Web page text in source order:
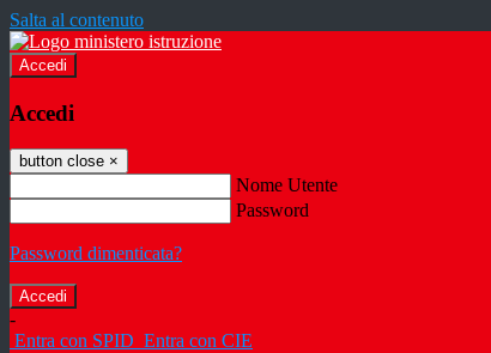
Salta al contenuto
Accedi
Accedi
button close ×
Nome Utente
Password
Password dimenticata?
-
Entra con SPID Entra con CIE